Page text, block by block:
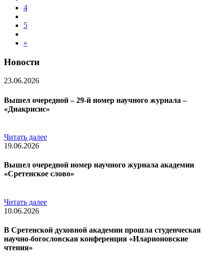
4
5
»
Новости
23.06.2026
Вышел очередной – 29-й номер научного журнала –
«Диакрисис»
Читать далее
19.06.2026
Вышел очередной номер научного журнала академии
«Сретенское слово»
Читать далее
10.06.2026
В Сретенской духовной академии прошла студенческая
научно-богословская конференция «Иларионовские
чтения»